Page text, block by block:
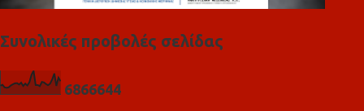
Συνολικές προβολές σελίδας
6866644